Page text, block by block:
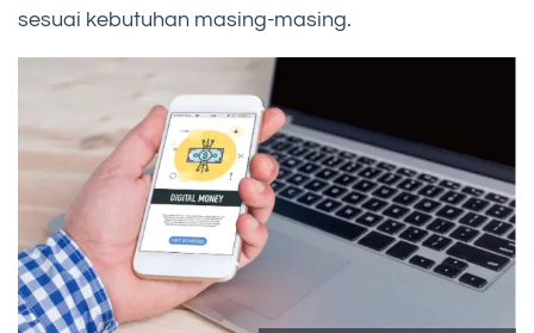
sesuai kebutuhan masing-masing.